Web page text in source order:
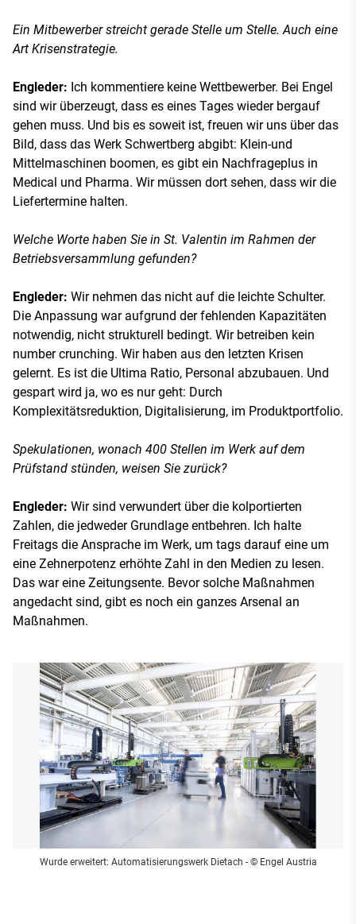
Ein Mitbewerber streicht gerade Stelle um Stelle. Auch eine
Art Krisenstrategie.
Engleder: Ich kommentiere keine Wettbewerber. Bei Engel
sind wir überzeugt, dass es eines Tages wieder bergauf
gehen muss. Und bis es soweit ist, freuen wir uns über das
Bild, dass das Werk Schwertberg abgibt: Klein-und
Mittelmaschinen boomen, es gibt ein Nachfrageplus in
Medical und Pharma. Wir müssen dort sehen, dass wir die
Liefertermine halten.
Welche Worte haben Sie in St. Valentin im Rahmen der
Betriebsversammlung gefunden?
Engleder: Wir nehmen das nicht auf die leichte Schulter.
Die Anpassung war aufgrund der fehlenden Kapazitäten
notwendig, nicht strukturell bedingt. Wir betreiben kein
number crunching. Wir haben aus den letzten Krisen
gelernt. Es ist die Ultima Ratio, Personal abzubauen. Und
gespart wird ja, wo es nur geht: Durch
Komplexitätsreduktion, Digitalisierung, im Produktportfolio.
Spekulationen, wonach 400 Stellen im Werk auf dem
Prüfstand stünden, weisen Sie zurück?
Engleder: Wir sind verwundert über die kolportierten
Zahlen, die jedweder Grundlage entbehren. Ich halte
Freitags die Ansprache im Werk, um tags darauf eine um
eine Zehnerpotenz erhöhte Zahl in den Medien zu lesen.
Das war eine Zeitungsente. Bevor solche Maßnahmen
angedacht sind, gibt es noch ein ganzes Arsenal an
Maßnahmen.
Wurde erweitert: Automatisierungswerk Dietach - © Engel Austria